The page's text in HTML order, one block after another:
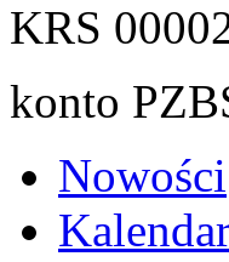
KRS
konto
Nowości